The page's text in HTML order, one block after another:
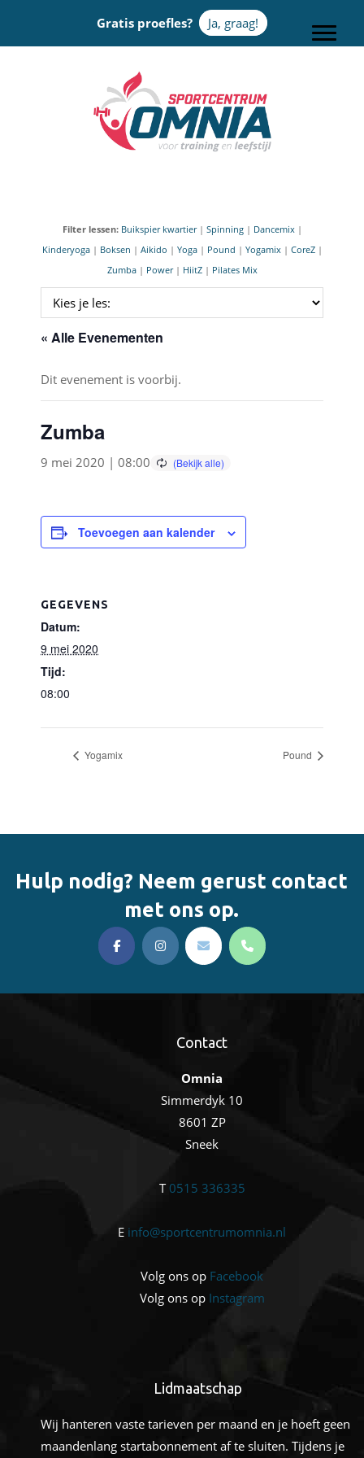
Gratis proefles? Ja, graag!
Filter lessen: Buikspier kwartier| Spinning| Dancemix|
Kinderyoga| Boksen | Aikido | Yoga| Pound | Yogamix| CoreZ|
Zumba| Power| HiitZ| Pilates Mix
« Alle Evenementen
Dit evenement is voorbij.
Zumba
9 mei 2020 | 08:00
Toevoegen aan kalender
GEGEVENS
Datum:
9 mei 2020
Tijd:
08:00
Yogamix Pound
Hulp nodig? Neem gerust contact
met ons op.
Contact
Omnia
Simmerdyk 10
8601 ZP
Sneek
T0515 336335
E info@sportcentrumomnia.nl
Volg ons op Facebook
Volg ons op Instagram
Lidmaatschap
Wij hanteren vaste tarieven per maand en je hoeft geen
maandenlang startabonnement af te sluiten. Tijdens je